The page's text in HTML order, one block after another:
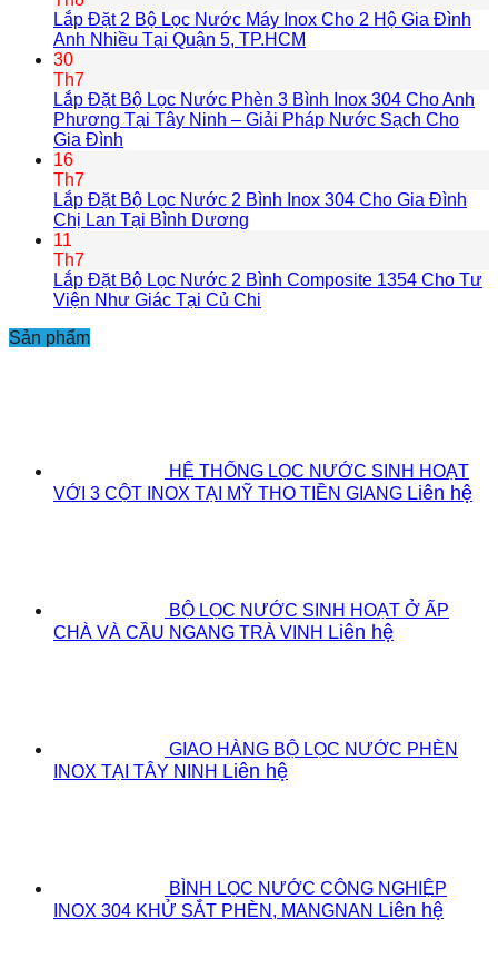
Lắp Đặt 2 Bộ Lọc Nước Máy Inox Cho 2 Hộ Gia Đình
Anh Nhiều Tại Quận 5, TP.HCM
30
Th7
Lắp Đặt Bộ Lọc Nước Phèn 3 Bình Inox 304 Cho Anh
Phương Tại Tây Ninh – Giải Pháp Nước Sạch Cho
Gia Đình
16
Th7
Lắp Đặt Bộ Lọc Nước 2 Bình Inox 304 Cho Gia Đình
Chị Lan Tại Bình Dương
11
Th7
Lắp Đặt Bộ Lọc Nước 2 Bình Composite 1354 Cho Tư
Viện Như Giác Tại Củ Chi
Sản phẩm
HỆ THỐNG LỌC NƯỚC SINH HOẠT
VỚI 3 CỘT INOX TẠI MỸ THO TIỀN GIANG Liên hệ
BỘ LỌC NƯỚC SINH HOẠT Ở ẤP
CHÀ VÀ CẦU NGANG TRÀ VINH Liên hệ
GIAO HÀNG BỘ LỌC NƯỚC PHÈN
INOX TẠI TÂY NINH Liên hệ
BÌNH LỌC NƯỚC CÔNG NGHIỆP
INOX 304 KHỬ SẮT PHÈN, MANGNAN Liên hệ